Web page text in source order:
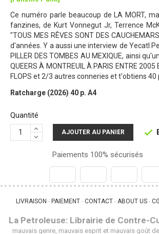
Ce numéro parle beaucoup de LA MORT,
fanzines, de Kurt Vonnegut Jr, Terrence
"TOUS MES RÊVES SONT DES
d'années. Y a aussi une interview de Yecatl
PILLER DES TOMBES AU MEXIQUE, ainsi
QUEERS À MONTREUIL À PARIS ENTRE
FLOPS et 2/3 autres conneries et t'obtiens
Ratcharge (2026) 40 p. A4
Quantité
AJOUTER AU PANIER 
Paiements 100% sécurisés
LIVRAISON - PAIEMENT - CONTACT - ABOUT US -
La Petroleuse: Librairie de Contre-
mauvais genre, mauvais esprit et mauvais goût